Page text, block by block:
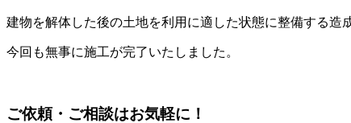
建物を解体した後の土地を利用に適した状態に整備する造
今回も無事に施工が完了いたしました。
ご依頼・ご相談はお気軽に！